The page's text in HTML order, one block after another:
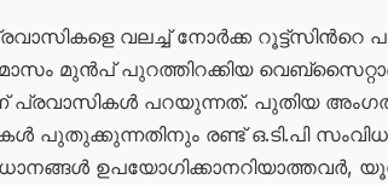
പ്രവാസികളെ വലച്ച് നോര്‍ക്ക റൂട്ട്സിന്‍റെ
മുന്‍പ് പുറത്തിറക്കിയ
പറയുന്നത്. പു​തി​യ
ര​ണ്ട് ഒ.​ടി.​പി